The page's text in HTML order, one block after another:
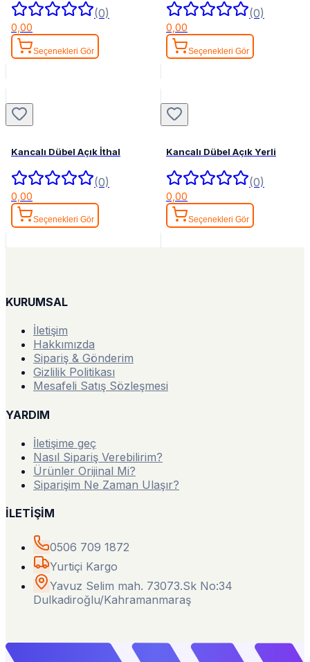
(0)
0,00
Seçenekleri Gör
(0)
0,00
Seçenekleri Gör
Kancalı Dübel Açık İthal
(0)
0,00
Seçenekleri Gör
Kancalı Dübel Açık Yerli
(0)
0,00
Seçenekleri Gör
KURUMSAL
İletişim
Hakkımızda
Sipariş & Gönderim
Gizlilik Politikası
Mesafeli Satış Sözleşmesi
YARDIM
İletişime geç
Nasıl Sipariş Verebilirim?
Ürünler Orijinal Mi?
Siparişim Ne Zaman Ulaşır?
İLETİŞİM
0506 709 1872
Yurtiçi Kargo
Yavuz Selim mah. 73073.Sk No:34
Dulkadiroğlu/Kahramanmaraş